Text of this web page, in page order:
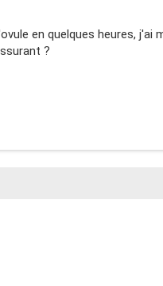
en quelques heures, j'ai
?